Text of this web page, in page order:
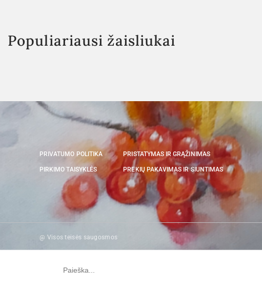
Populiariausi žaisliukai
PRIVATUMO POLITIKA
PIRKIMO TAISYKLĖS
PRISTATYMAS IR GRĄŽINIMAS
PREKIŲ PAKAVIMAS IR SIUNTIMAS
@ Visos teisės saugosmos